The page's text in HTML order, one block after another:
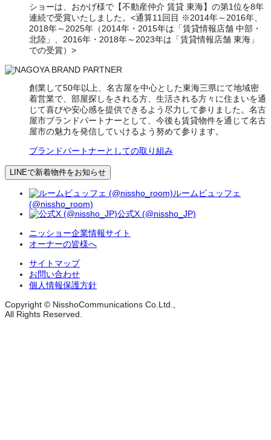
ショーは、おかげ様で【不動産仲介 賃貸 東海】の第1位を8年
連続で受賞いたしました。<通算11回目 ※2014年～2016年、
2018年～2025年（2014年・2015年は「賃貸情報店舗 中部・
北陸」、2016年・2018年～2023年は「賃貸情報店舗 東海」
での受賞）>
創業して50年以上、名古屋を中心とした東海三県にて地域密
着営業で、部屋探しをされる方、生活される方々に住まいを通
じて喜びや安心感を提供できるよう尽力して参りました。名古
屋市ブランドパートナーとして、今後も賃貸物件を通じて名古
屋市の魅力を発信していけるよう努めて参ります。
ブランドパートナーとしての取り組み
LINEで新着物件をお知らせ
ルームビュッフェ
(@nissho_room)
公式X (@nissho_JP)
ニッショー企業情報サイト
オーナーの皆様へ
サイトマップ
お問い合わせ
個人情報保護方針
Copyright © NisshoCommunications Co.Ltd.,
All Rights Reserved.